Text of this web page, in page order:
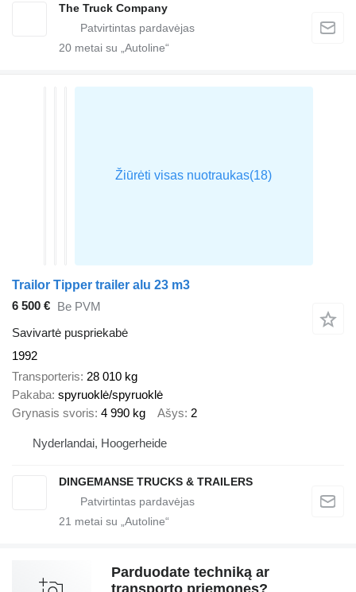
The Truck Company
20 metai su „Autoline“
Trailor Tipper trailer alu 23 m3
6 500 € Be PVM
Savivartė puspriekabė
1992
Transporteris 28 010 kg
Pakaba spyruoklė/spyruoklė
Grynasis svoris 4 990 kg Ašys 2
Nyderlandai, Hoogerheide
DINGEMANSE TRUCKS & TRAILERS
21 metai su „Autoline“
Parduodate techniką ar
transporto priemones?